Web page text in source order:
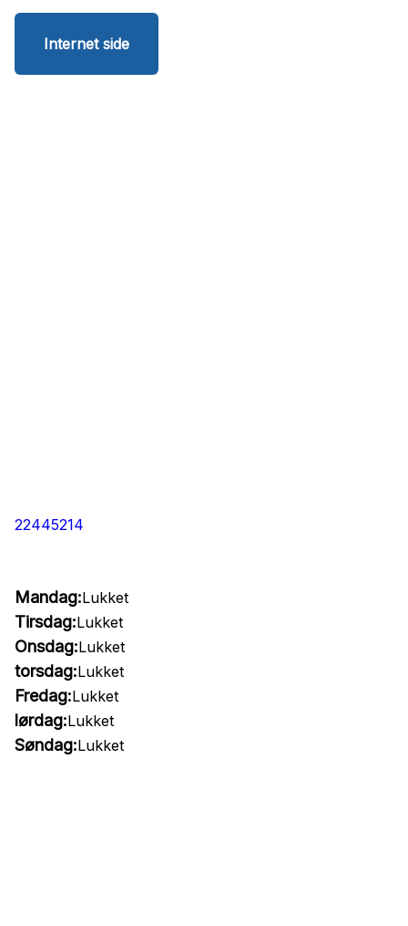
Internet side
22445214
Mandag:Lukket
Tirsdag:Lukket
Onsdag:Lukket
torsdag:Lukket
Fredag:Lukket
lørdag:Lukket
Søndag:Lukket